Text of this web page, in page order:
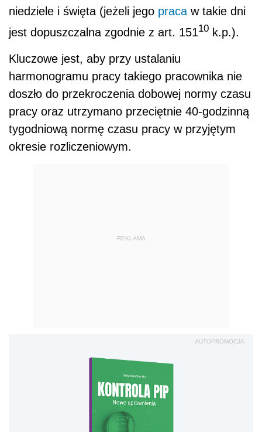
niedziele i święta (jeżeli jego praca w takie dni
jest dopuszczalna zgodnie z art. 15110 k.p.).
Kluczowe jest, aby przy ustalaniu
harmonogramu pracy takiego pracownika nie
doszło do przekroczenia dobowej normy czasu
pracy oraz utrzymano przeciętnie 40-godzinną
tygodniową normę czasu pracy w przyjętym
okresie rozliczeniowym.
REKLAMA
AUTOPROMOCJA